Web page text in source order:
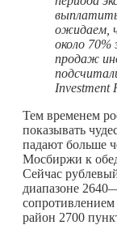
ожидаем,
около
продаж
Investment
Тем временем
показывать
падают больше
Мосбиржи к
Сейчас
диапазоне
район 2700